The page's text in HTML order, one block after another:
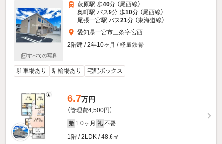
すべての写真
萩原駅 歩40分 （尾西線）
奥町駅 バス9分 歩10分 （尾西線）
尾張一宮駅 バス21分 （東海道線）
愛知県一宮市三条字宮西
2階建 / 2年10ヶ月 / 軽量鉄骨
駐車場あり 駐輪場あり 宅配ボックス
6.7万円
（管理費4,500円）
敷 1.0ヶ月 礼 不要
1階 / 2LDK / 48.6㎡